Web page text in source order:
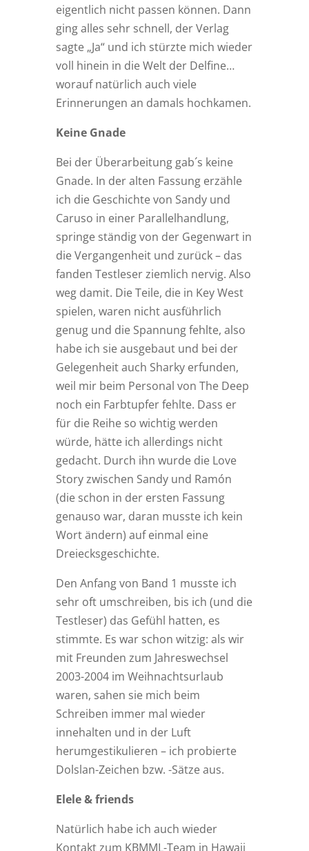
eigentlich nicht passen können. Dann
ging alles sehr schnell, der Verlag
sagte „Ja“ und ich stürzte mich wieder
voll hinein in die Welt der Delfine…
worauf natürlich auch viele
Erinnerungen an damals hochkamen.
Keine Gnade
Bei der Überarbeitung gab´s keine
Gnade. In der alten Fassung erzähle
ich die Geschichte von Sandy und
Caruso in einer Parallelhandlung,
springe ständig von der Gegenwart in
die Vergangenheit und zurück – das
fanden Testleser ziemlich nervig. Also
weg damit. Die Teile, die in Key West
spielen, waren nicht ausführlich
genug und die Spannung fehlte, also
habe ich sie ausgebaut und bei der
Gelegenheit auch Sharky erfunden,
weil mir beim Personal von The Deep
noch ein Farbtupfer fehlte. Dass er
für die Reihe so wichtig werden
würde, hätte ich allerdings nicht
gedacht. Durch ihn wurde die Love
Story zwischen Sandy und Ramón
(die schon in der ersten Fassung
genauso war, daran musste ich kein
Wort ändern) auf einmal eine
Dreiecksgeschichte.
Den Anfang von Band 1 musste ich
sehr oft umschreiben, bis ich (und die
Testleser) das Gefühl hatten, es
stimmte. Es war schon witzig: als wir
mit Freunden zum Jahreswechsel
2003-2004 im Weihnachtsurlaub
waren, sahen sie mich beim
Schreiben immer mal wieder
innehalten und in der Luft
herumgestikulieren – ich probierte
Dolslan-Zeichen bzw. -Sätze aus.
Elele & friends
Natürlich habe ich auch wieder
Kontakt zum KBMML-Team in Hawaii